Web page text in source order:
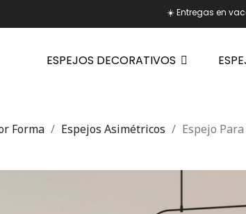
☀️ Entregas en
ESPEJOS DECORATIVOS
Forma Espejos Asimétricos Espejo